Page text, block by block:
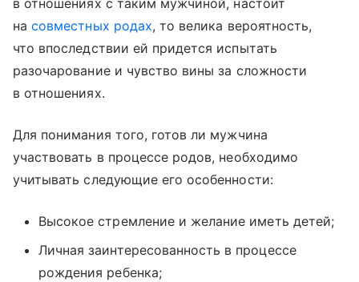
в отношениях с таким мужчиной, настоит
насовместных родах, то велика вероятность,
что впоследствии ей придется испытать
разочарование и чувство вины за сложности
в отношениях.
Для понимания того, готов ли мужчина
участвовать в процессе родов, необходимо
учитывать следующие его особенности:
Высокое стремление и желание иметь детей;
Личная заинтересованность в процессе
рождения ребенка;